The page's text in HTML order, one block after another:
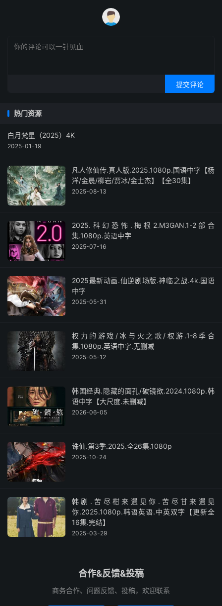
提交评论
热门资源
白月梵星（2025）4K
2025-01-19
凡人修仙传.真人版.2025.1080p.国语中字【杨
洋/金晨/柳岩/贾冰/金士杰】【全30集】
2025-08-13
2025.科幻恐怖.梅根2.M3GAN.1-2部合
集.1080p.英语中字
2025-07-16
2025最新动画.仙逆剧场版.神临之战.4k.国语
中字
2025-05-31
权力的游戏/冰与火之歌/权游.1-8季合
集.1080p.英语中字.无删减
2025-05-12
韩国经典.隐藏的面孔/破镜欲.2024.1080p.韩
语中字【大尺度.未删减】
2026-06-05
诛仙.第3季.2025.全26集.1080p
2025-10-24
韩剧.苦尽柑来遇见你.苦尽甘来遇见
你.2025.1080p.韩语英语.中英双字【更新全
16集.完结】
2025-03-29
合作&反馈&投稿
商务合作、问题反馈、投稿，欢迎联系